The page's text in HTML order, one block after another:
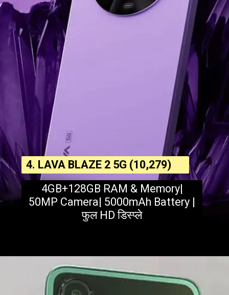
4GB+128GB RAM & Memory|
50MP Camera| 5000mAh Battery |
फुल HD डिस्प्ले
4. LAVA BLAZE 2 5G (₹10,279)